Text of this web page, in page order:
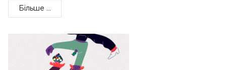
Більше ...